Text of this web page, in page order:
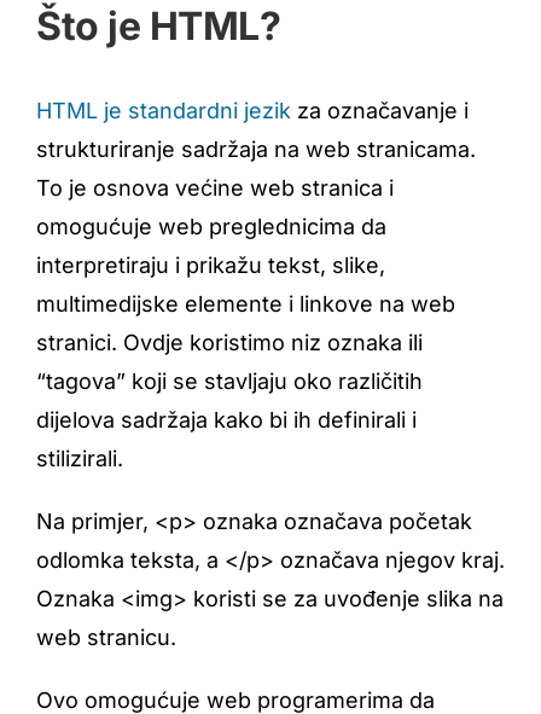
Što je HTML?
HTML je standardni jezik za označavanje i
strukturiranje sadržaja na web stranicama.
To je osnova većine web stranica i
omogućuje web preglednicima da
interpretiraju i prikažu tekst, slike,
multimedijske elemente i linkove na web
stranici. Ovdje koristimo niz oznaka ili
“tagova” koji se stavljaju oko različitih
dijelova sadržaja kako bi ih definirali i
stilizirali.
Na primjer, <p> oznaka označava početak
odlomka teksta, a </p> označava njegov kraj.
Oznaka <img> koristi se za uvođenje slika na
web stranicu.
Ovo omogućuje web programerima da